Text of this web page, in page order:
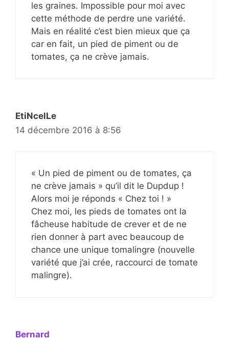
les graines. Impossible pour moi avec
cette méthode de perdre une variété.
Mais en réalité c’est bien mieux que ça
car en fait, un pied de piment ou de
tomates, ça ne crève jamais.
EtiNcelLe
14 décembre 2016 à 8:56
« Un pied de piment ou de tomates, ça
ne crève jamais » qu’il dit le Dupdup !
Alors moi je réponds « Chez toi ! »
Chez moi, les pieds de tomates ont la
fâcheuse habitude de crever et de ne
rien donner à part avec beaucoup de
chance une unique tomalingre (nouvelle
variété que j’ai crée, raccourci de tomate
malingre).
Bernard